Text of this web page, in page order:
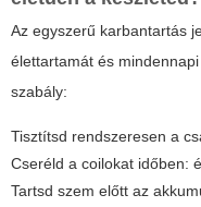
Az egyszerű karbantartás
élettartamát és
szabály:
Tisztítsd rendszeresen a
Cseréld a coilokat időben:
Tartsd szem előtt az